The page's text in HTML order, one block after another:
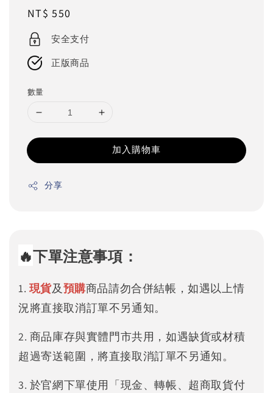
Regular
price
NT$ 550
安全支付
正版商品
數量
加入購物車
分享
🔥下單注意事項：
1. 現貨及預購商品請勿合併結帳，如遇以上情
況將直接取消訂單不另通知。
2. 商品庫存與實體門市共用，如遇缺貨或材積
超過寄送範圍，將直接取消訂單不另通知。
3. 於官網下單使用「現金、轉帳、超商取貨付